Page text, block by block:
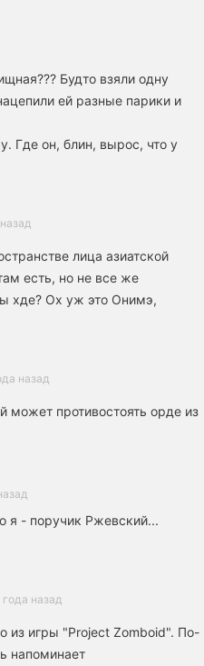
Будто взяли одну
ей разные парики и
Где он, блин, вырос, что у
лица азиатской
есть, но не все же
хде? Ох уж это Онимэ,
назад
может противостоять орде из
я - поручик Ржевский...
года назад
из игры "Project Zomboid". По-
напоминает